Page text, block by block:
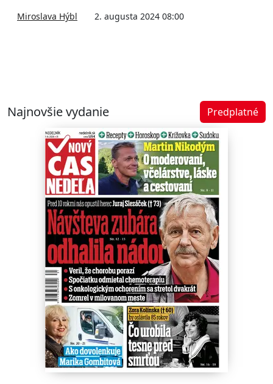
Miroslava Hýbl 2. augusta 2024 08:00
Najnovšie vydanie Predplatné